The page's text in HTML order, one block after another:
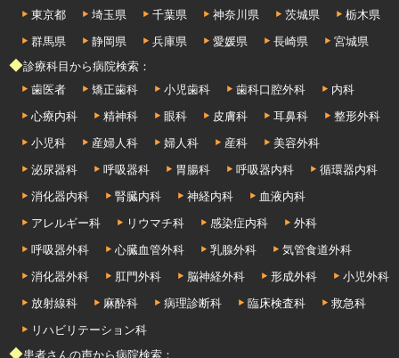
東京都
埼玉県 千葉県 神奈川県 茨城県
栃木県
群馬県
静岡県 兵庫県 愛媛県 長崎県
宮城県
◆診療科目から病院検索：
歯医者
矯正歯科 小児歯科 歯科口腔外科
内科
心療内科
精神科 眼科 皮膚科 耳鼻科
整形外科
小児科
産婦人科 婦人科 産科
美容外科
泌尿器科
呼吸器科 胃腸科 呼吸器内科
循環器内科
消化器内科
腎臓内科 神経内科
血液内科
アレルギー科
リウマチ科 感染症内科
外科
呼吸器外科
心臓血管外科 乳腺外科
気管食道外科
消化器外科
肛門外科 脳神経外科 形成外科
小児外科
放射線科
麻酔科 病理診断科 臨床検査科
救急科
リハビリテーション科
◆患者さんの声から病院検索：